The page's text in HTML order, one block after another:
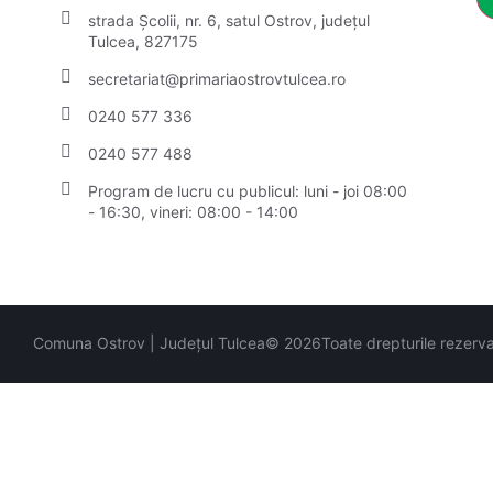
strada Școlii, nr. 6, satul Ostrov, județul
Tulcea, 827175
secretariat@primariaostrovtulcea.ro
0240 577 336
0240 577 488
Program de lucru cu publicul: luni - joi 08:00
- 16:30, vineri: 08:00 - 14:00
Comuna Ostrov | Județul Tulcea© 2026Toate drepturile